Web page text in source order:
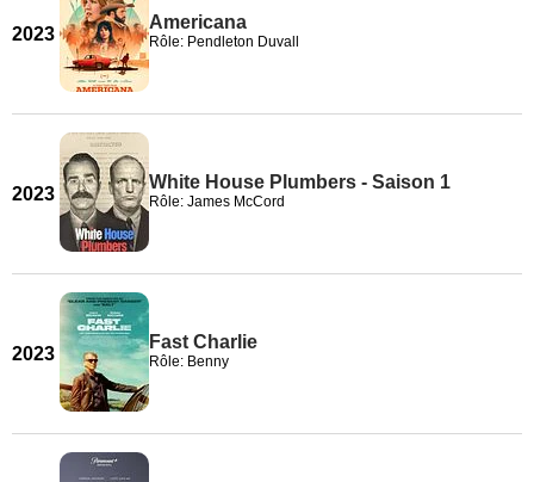
2023
Americana
Rôle: Pendleton Duvall
2023
White House Plumbers - Saison 1
Rôle: James McCord
2023
Fast Charlie
Rôle: Benny